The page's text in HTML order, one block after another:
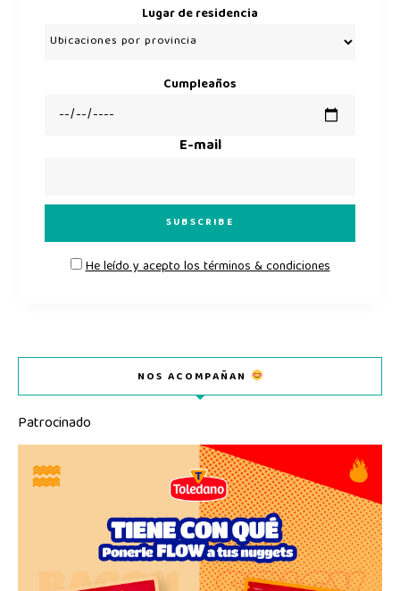
Lugar de residencia
Cumpleaños
E-mail
He leído y acepto los términos & condiciones
NOS ACOMPAÑAN
Patrocinado